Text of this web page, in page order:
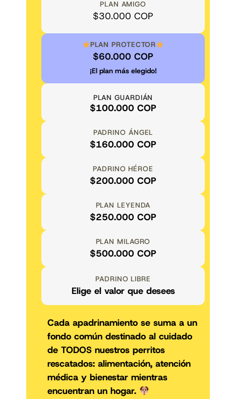
PLAN AMIGO
$30.000 COP
PLAN PROTECTOR
$60.000 COP
¡El plan más elegido!
PLAN GUARDIÁN
$100.000 COP
PADRINO ÁNGEL
$160.000 COP
PADRINO HÉROE
$200.000 COP
PLAN LEYENDA
$250.000 COP
PLAN MILAGRO
$500.000 COP
PADRINO LIBRE
Elige el valor que desees
Cada apadrinamiento se suma a un
fondo común destinado al cuidado
de TODOS nuestros perritos
rescatados: alimentación, atención
médica y bienestar mientras
encuentran un hogar.